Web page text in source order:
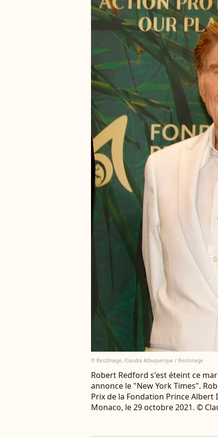
© BestImage, Claudia Albuquerque / Bestimage
Robert Redford s'est éteint ce
annonce le "New York Times".
Prix de la Fondation Prince
Monaco, le 29 octobre 2021. ©